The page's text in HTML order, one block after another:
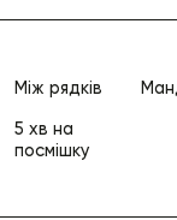
Між рядків
5 хв на
посмішку